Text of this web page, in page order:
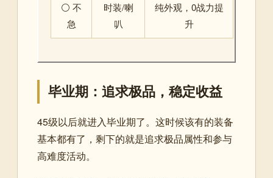
⚪ 不
急
时装/喇
叭
纯外观，0战力提
升
毕业期：追求极品，稳定收益
45级以后就进入毕业期了。这时候该有的装备
基本都有了，剩下的就是追求极品属性和参与
高难度活动。